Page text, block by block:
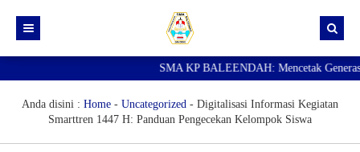
Berita
SMA KP BALEENDAH: Mencetak Generasi
Anda disini : Home - Uncategorized - Digitalisasi Informasi Kegiatan
Smarttren 1447 H: Panduan Pengecekan Kelompok Siswa